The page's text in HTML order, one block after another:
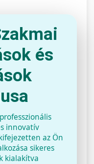
és
innovatív
az Ön
sikeres
kialakítva